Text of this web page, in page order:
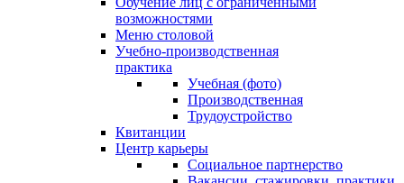
возможностями
Меню столовой
Учебно-производственная
практика
Учебная (фото)
Производственная
Трудоустройство
Квитанции
Центр карьеры
Социальное партнерство